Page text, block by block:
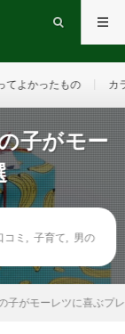
てよかったもの カ
子がモー
コミ ,子育て 男の
子がモーレツに喜ぶプ